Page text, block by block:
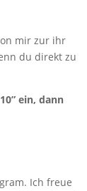
mir zur ihr
du direkt zu
ein, dann
Ich freue